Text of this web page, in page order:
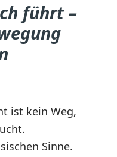
führt –
ist kein Weg,
Sinne.